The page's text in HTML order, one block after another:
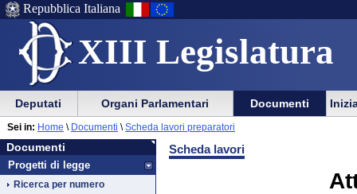
XIII Legislatura
Menu
di
ausilio
alla
navigazione
Vai
Menu
di
navigazione
principale
Repubblica Italiana
Menu
di
navigazione
principale
Vai
menu
di
sezione
Deputati Organi Parlamentari Documenti
Documenti
Vai
al
contenuto
Documenti
Progetti di legge
Ricerca per numero
Sei in: Home \ Documenti \ Scheda lavori preparatori
Scheda lavori